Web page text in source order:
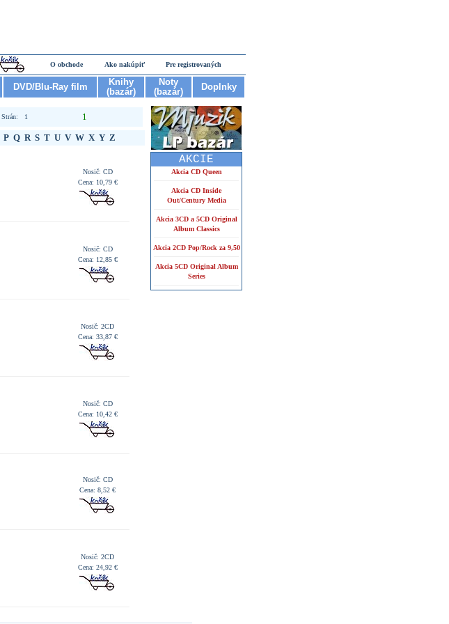
O obchode Ako nakúpiť Pre registrovaných
DVD/Blu-Ray film
Knihy
(bazár)
Noty
(bazár)
Doplnky
Strán: 1
1
P Q R S T U V W X Y Z
Nosič: CD
Cena: 10,79 €
Nosič: CD
Cena: 12,85 €
Nosič: 2CD
Cena: 33,87 €
Nosič: CD
Cena: 10,42 €
Nosič: CD
Cena: 8,52 €
Nosič: 2CD
Cena: 24,92 €
AKCIE
Akcia CD Queen
Akcia CD Inside
Out/Century Media
Akcia 3CD a 5CD Original
Album Classics
Akcia 2CD Pop/Rock za 9,50
Akcia 5CD Original Album
Series